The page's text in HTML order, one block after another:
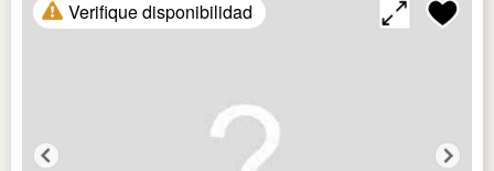
Verifique disponibilidad